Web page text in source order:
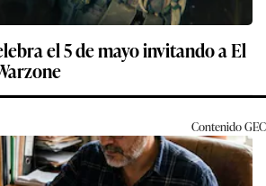
el 5 de mayo invitando a El
ContenidoGEC